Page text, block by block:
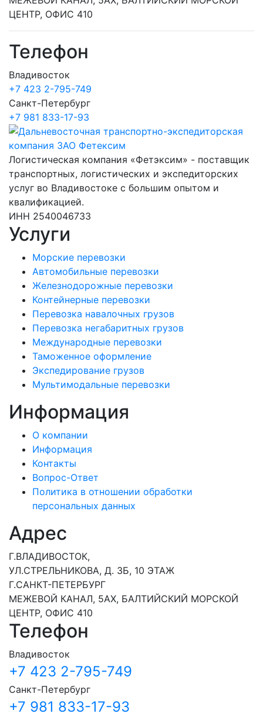
ЦЕНТР, ОФИС 410
Телефон
Владивосток
+7 423 2-795-749
Санкт-Петербург
+7 981 833-17-93
Логистическая компания «Фетэксим» - поставщик
транспортных, логистических и экспедиторских
услуг во Владивостоке с большим опытом и
квалификацией.
ИНН 2540046733
Услуги
Морские перевозки
Автомобильные перевозки
Железнодорожные перевозки
Контейнерные перевозки
Перевозка навалочных грузов
Перевозка негабаритных грузов
Международные перевозки
Таможенное оформление
Экспедирование грузов
Мультимодальные перевозки
Информация
О компании
Информация
Контакты
Вопрос-Ответ
Политика в отношении обработки
персональных данных
Адрес
Г.ВЛАДИВОСТОК,
УЛ.СТРЕЛЬНИКОВА, Д. 3Б, 10 ЭТАЖ
Г.САНКТ-ПЕТЕРБУРГ
МЕЖЕВОЙ КАНАЛ, 5АХ, БАЛТИЙСКИЙ МОРСКОЙ
ЦЕНТР, ОФИС 410
Телефон
Владивосток
+7 423 2-795-749
Санкт-Петербург
+7 981 833-17-93